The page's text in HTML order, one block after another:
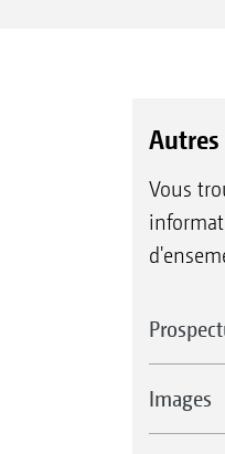
Autres
Vous
Images